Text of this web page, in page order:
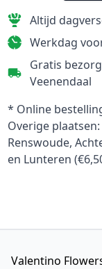
Altijd
Werkdag
Gratis
Veenendaal
* Online
Overige
Renswoude,
en Lunteren
Valentino